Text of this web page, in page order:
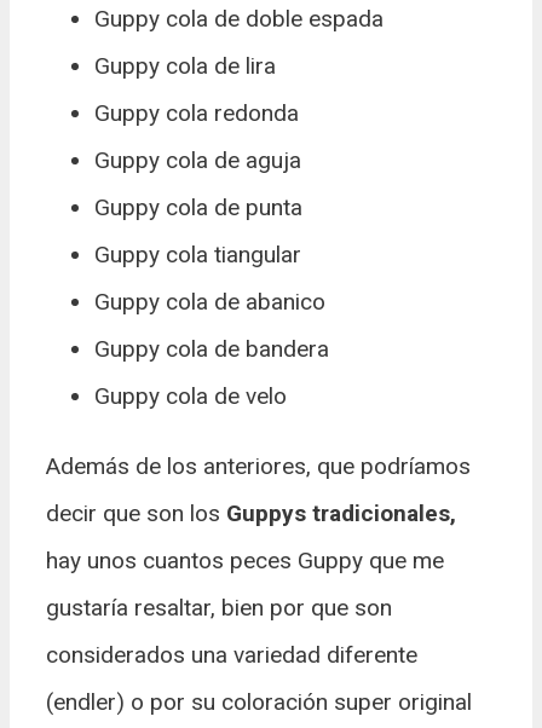
Guppy cola de doble espada
Guppy cola de lira
Guppy cola redonda
Guppy cola de aguja
Guppy cola de punta
Guppy cola tiangular
Guppy cola de abanico
Guppy cola de bandera
Guppy cola de velo
Además de los anteriores, que podríamos
decir que son los Guppys tradicionales,
hay unos cuantos peces Guppy que me
gustaría resaltar, bien por que son
considerados una variedad diferente
(endler) o por su coloración super original